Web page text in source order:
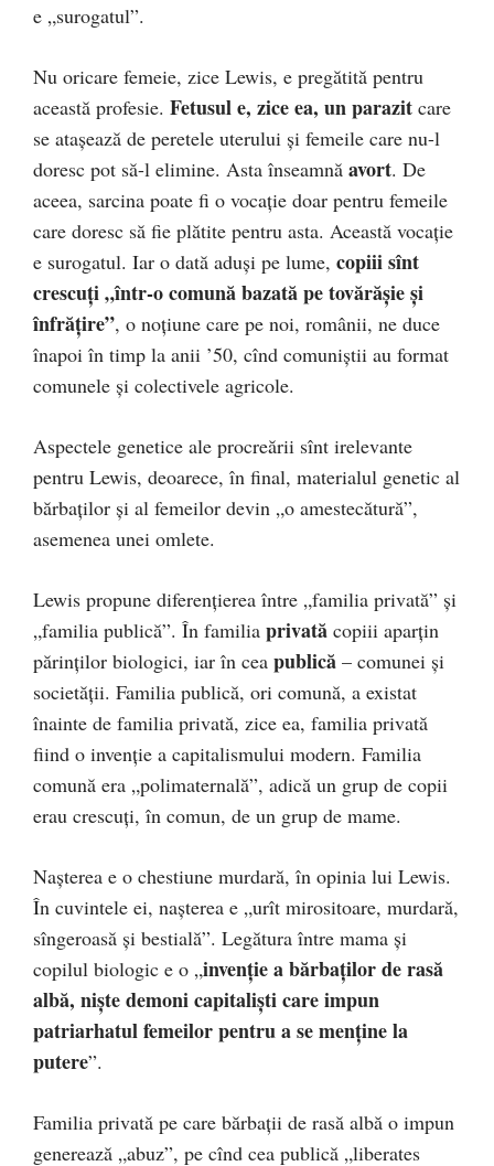
e „surogatul”.
Nu oricare femeie, zice Lewis, e pregătită pentru
această profesie. Fetusul e, zice ea, un parazit care
se atașează de peretele uterului şi femeile care nu-l
doresc pot să-l elimine. Asta înseamnă avort. De
aceea, sarcina poate fi o vocaţie doar pentru femeile
care doresc să fie plătite pentru asta. Această vocaţie
e surogatul. Iar o dată aduşi pe lume, copiii sînt
crescuţi „într-o comună bazată pe tovărăşie şi
înfrăţire”, o noţiune care pe noi, românii, ne duce
înapoi în timp la anii ’50, cînd comuniştii au format
comunele şi colectivele agricole.
Aspectele genetice ale procreării sînt irelevante
pentru Lewis, deoarece, în final, materialul genetic al
bărbaţilor şi al femeilor devin „o amestecătură”,
asemenea unei omlete.
Lewis propune diferenţierea între „familia privată” şi
„familia publică”. În familia privată copiii aparţin
părinţilor biologici, iar în cea publică – comunei şi
societăţii. Familia publică, ori comună, a existat
înainte de familia privată, zice ea, familia privată
fiind o invenţie a capitalismului modern. Familia
comună era „polimaternală”, adică un grup de copii
erau crescuţi, în comun, de un grup de mame.
Naşterea e o chestiune murdară, în opinia lui Lewis.
În cuvintele ei, naşterea e „urît mirositoare, murdară,
sîngeroasă şi bestială”. Legătura între mama şi
copilul biologic e o „invenţie a bărbaţilor de rasă
albă, nişte demoni capitalişti care impun
patriarhatul femeilor pentru a se menţine la
putere”.
Familia privată pe care bărbaţii de rasă albă o impun
generează „abuz”, pe cînd cea publică „liberates